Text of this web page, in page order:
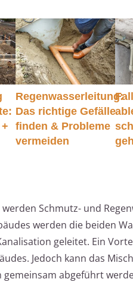
Regenwasserleitung:
Das richtige Gefälle
finden & Probleme
vermeiden
Schmutz- und
werden die beiden
geleitet. Ein
Jedoch kann das
gemeinsam abgeführt